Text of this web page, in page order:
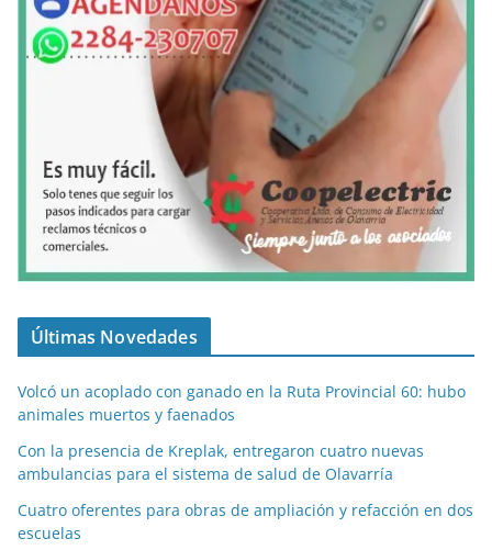
Últimas Novedades
Volcó un acoplado con ganado en la Ruta Provincial 60: hubo
animales muertos y faenados
Con la presencia de Kreplak, entregaron cuatro nuevas
ambulancias para el sistema de salud de Olavarría
Cuatro oferentes para obras de ampliación y refacción en dos
escuelas